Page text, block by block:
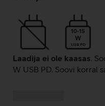
10-15
W
USB PD
Laadija ei ole kaasas.
W USB PD. Soovi korral